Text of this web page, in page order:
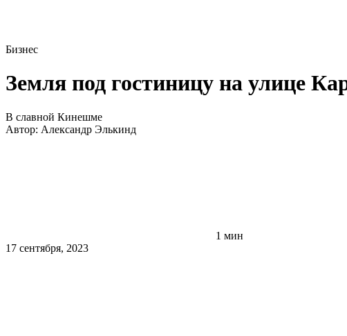
Бизнес
Земля под гостиницу на улице
В славной Кинешме
Автор: Александр Элькинд
1 мин
17 сентября, 2023